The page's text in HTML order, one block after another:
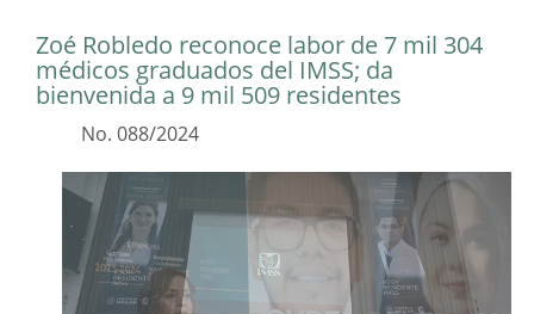
Zoé Robledo reconoce labor de 7 mil 304
médicos graduados del IMSS; da
bienvenida a 9 mil 509 residentes
No. 088/2024